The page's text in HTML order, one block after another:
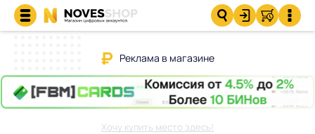
Реклама в магазине
Хочу купить место здесь!